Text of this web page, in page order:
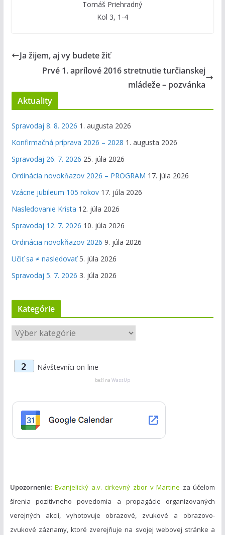
Tomáš Priehradný
Kol 3, 1-4
Ja žijem, aj vy budete žiť
Prvé 1. aprílové 2016 stretnutie turčianskej
mládeže – pozvánka
Aktuality
Spravodaj 8. 8. 2026 1. augusta 2026
Konfirmačná príprava 2026 – 2028 1. augusta 2026
Spravodaj 26. 7. 2026 25. júla 2026
Ordinácia novokňazov 2026 – PROGRAM 17. júla 2026
Vzácne jubileum 105 rokov 17. júla 2026
Nasledovanie Krista 12. júla 2026
Spravodaj 12. 7. 2026 10. júla 2026
Ordinácia novokňazov 2026 9. júla 2026
Učiť sa ≠ nasledovať 5. júla 2026
Spravodaj 5. 7. 2026 3. júla 2026
Kategórie
K
e
r
2 Návštevníci on-line
beží na WassUp
Upozornenie: Evanjelický a.v. cirkevný zbor v Martine za účelom
šírenia pozitívneho povedomia a propagácie organizovaných
verejných akcií, vyhotovuje obrazové, zvukové a obrazovo-
zvukové záznamy, ktoré zverejňuje na svojej webovej stránke a